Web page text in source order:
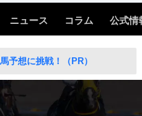
ニュース コラム 公式情
予想に挑戦！（PR）